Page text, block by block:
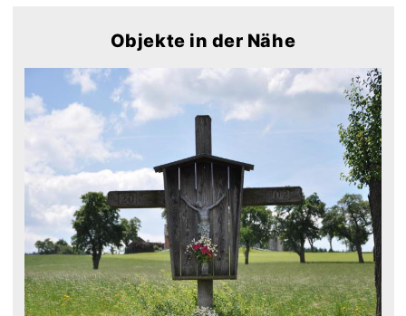
Objekte in der Nähe